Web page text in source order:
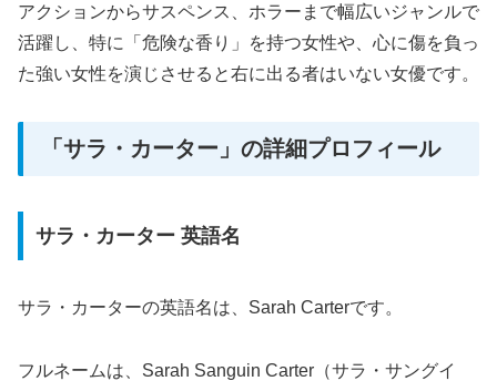
アクションからサスペンス、ホラーまで幅広いジャンルで
活躍し、特に「危険な香り」を持つ女性や、心に傷を負っ
た強い女性を演じさせると右に出る者はいない女優です。
「サラ・カーター」の詳細プロフィール
サラ・カーター 英語名
サラ・カーターの英語名は、Sarah Carterです。
フルネームは、Sarah Sanguin Carter（サラ・サングイ